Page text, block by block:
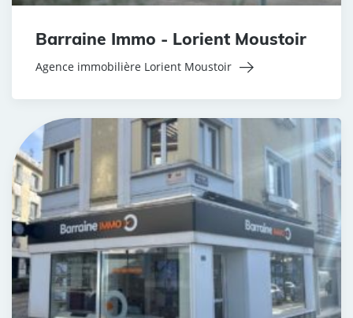
Barraine Immo - Lorient Moustoir
Agence immobilière Lorient Moustoir